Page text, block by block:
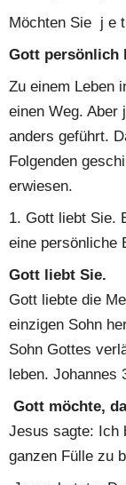
Möchten Sie  j e
Gott persönlich
Zu einem Leben
einen Weg. Aber
anders geführt.
Folgenden
erwiesen.
1. Gott liebt Sie.
eine persönliche
Gott liebt Sie.
Gott liebte die
einzigen Sohn
Sohn Gottes
leben. Johannes
Gott möchte,
Jesus sagte: Ich
ganzen Fülle zu